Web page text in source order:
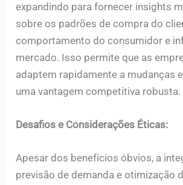
expandindo para fornecer insights
sobre os padrões de compra do
comportamento do consumidor e
mercado. Isso permite que as
adaptem rapidamente a mudanças
uma vantagem competitiva robusta.
Desafios e Considerações Éticas:
Apesar dos benefícios óbvios, a
previsão de demanda e otimização